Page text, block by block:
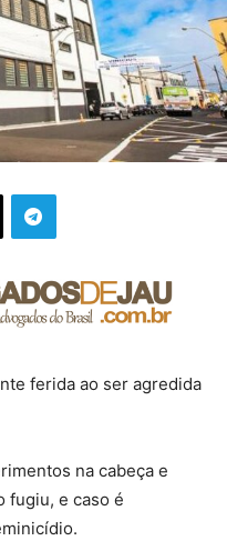
ferida ao ser agredida
na cabeça e
fugiu, e caso é